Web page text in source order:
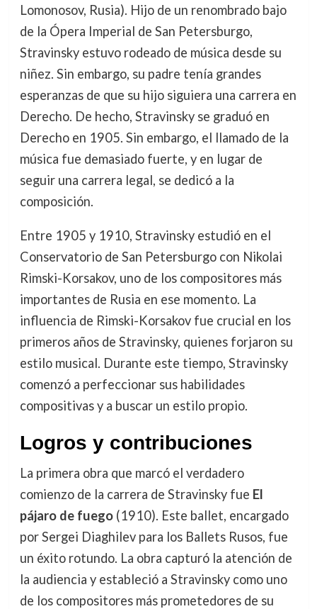
Lomonosov, Rusia). Hijo de un renombrado bajo
de la Ópera Imperial de San Petersburgo,
Stravinsky estuvo rodeado de música desde su
niñez. Sin embargo, su padre tenía grandes
esperanzas de que su hijo siguiera una carrera en
Derecho. De hecho, Stravinsky se graduó en
Derecho en 1905. Sin embargo, el llamado de la
música fue demasiado fuerte, y en lugar de
seguir una carrera legal, se dedicó a la
composición.
Entre 1905 y 1910, Stravinsky estudió en el
Conservatorio de San Petersburgo con Nikolai
Rimski-Korsakov, uno de los compositores más
importantes de Rusia en ese momento. La
influencia de Rimski-Korsakov fue crucial en los
primeros años de Stravinsky, quienes forjaron su
estilo musical. Durante este tiempo, Stravinsky
comenzó a perfeccionar sus habilidades
compositivas y a buscar un estilo propio.
Logros y contribuciones
La primera obra que marcó el verdadero
comienzo de la carrera de Stravinsky fue El
pájaro de fuego(1910). Este ballet, encargado
por Sergei Diaghilev para los Ballets Rusos, fue
un éxito rotundo. La obra capturó la atención de
la audiencia y estableció a Stravinsky como uno
de los compositores más prometedores de su